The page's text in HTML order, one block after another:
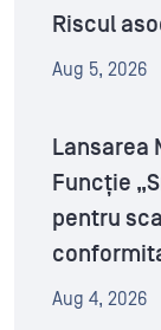
Riscul
Aug 5, 2026
Lansarea
Funcție
pentru
Aug 4, 2026